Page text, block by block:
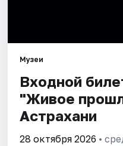
Музеи
Входной
"Живое
Астрахани
28 октября 2026 •